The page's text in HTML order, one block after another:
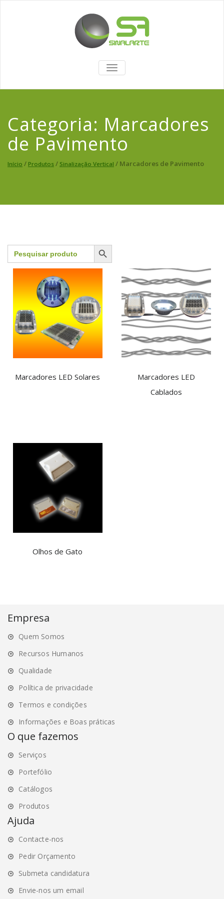
TOGGLE
Categoria: Marcadores
de Pavimento
Início / Produtos / Sinalização Vertical / Marcadores de Pavimento
Search
for:
Search Button
Marcadores LED Solares
Marcadores LED
Cablados
Olhos de Gato
Empresa
Quem Somos
Recursos Humanos
Qualidade
Política de privacidade
Termos e condições
Informações e Boas práticas
O que fazemos
Serviços
Portefólio
Catálogos
Produtos
Ajuda
Contacte-nos
Pedir Orçamento
Submeta candidatura
Envie-nos um email